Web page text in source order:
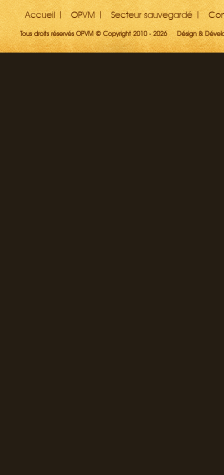
Accueil OPVM Secteur sauvegardé
Tous droits réservés OPVM © Copyright 2010 - 2026 Désign &